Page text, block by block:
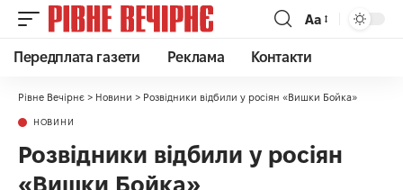
Аа
Передплата газети Реклама Контакти
Рівне Вечірнє > Новини > Розвідники відбили у росіян «Вишки Бойка»
НОВИНИ
Розвідники відбили у росіян
«Вишки Бойка»